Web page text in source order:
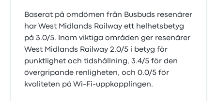
Baserat på omdömen från Busbuds resenärer
har West Midlands Railway ett helhetsbetyg
på 3.0/5. Inom viktiga områden ger resenärer
West Midlands Railway 2.0/5 i betyg för
punktlighet och tidshållning, 3.4/5 för den
övergripande renligheten, och 0.0/5 för
kvaliteten på Wi‑Fi‑uppkopplingen.